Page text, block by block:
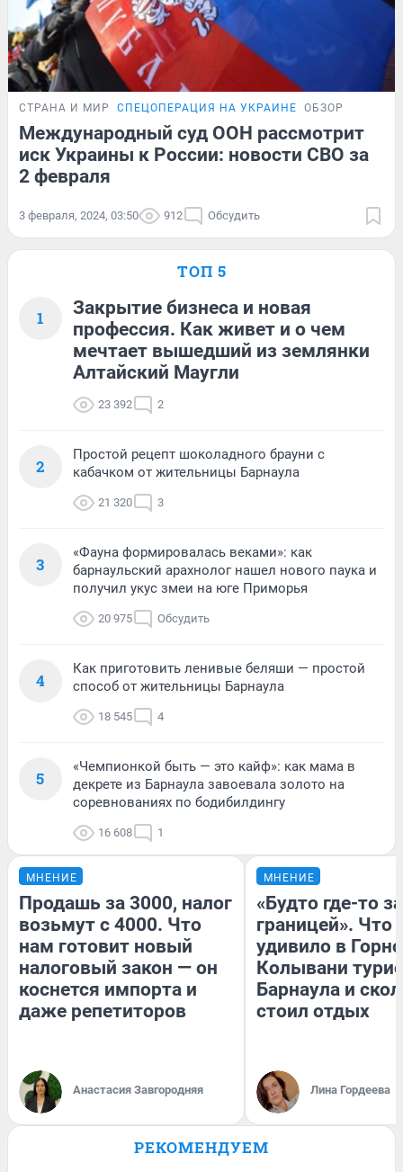
СТРАНА И МИР СПЕЦОПЕРАЦИЯ НА УКРАИНЕ ОБЗОР
Международный суд ООН рассмотрит
иск Украины к России: новости СВО за
2 февраля
3 февраля, 2024, 03:50 912 Обсудить
ТОП 5
1
Закрытие бизнеса и новая
профессия. Как живет и о чем
мечтает вышедший из землянки
Алтайский Маугли
23 392 2
2
Простой рецепт шоколадного брауни с
кабачком от жительницы Барнаула
21 320 3
3
«Фауна формировалась веками»: как
барнаульский арахнолог нашел нового паука и
получил укус змеи на юге Приморья
20 975 Обсудить
4
Как приготовить ленивые беляши — простой
способ от жительницы Барнаула
18 545 4
5
«Чемпионкой быть — это кайф»: как мама в
декрете из Барнаула завоевала золото на
соревнованиях по бодибилдингу
16 608 1
МНЕНИЕ
Продашь за 3000, налог
возьмут с 4000. Что
нам готовит новый
налоговый закон — он
коснется импорта и
даже репетиторов
Анастасия Завгородняя
МНЕНИЕ
«Будто где-то за
границей». Что
удивило в
Колывани
Барнаула и
стоил отдых
Лина Гордеева
РЕКОМЕНДУЕМ